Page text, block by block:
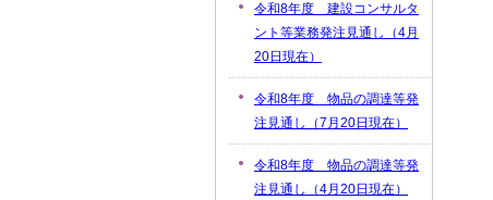
令和8年度 建設コンサルタ
ント等業務発注見通し（4月
20日現在）
令和8年度 物品の調達等発
注見通し（7月20日現在）
令和8年度 物品の調達等発
注見通し（4月20日現在）